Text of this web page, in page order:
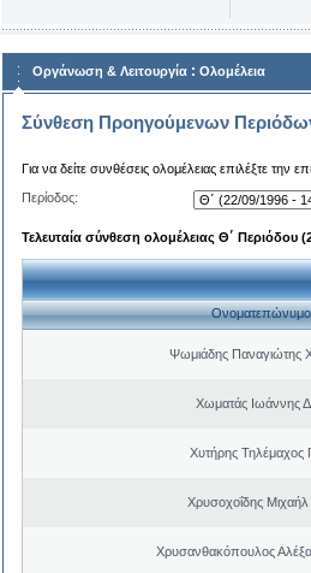
Οργάνωση & Λειτουργία : Ολομέλεια
Σύνθεση Προηγούμενων
Για να δείτε συνθέσεις ολομέλειας επιλέξτε την
Περίοδος:
Τελευταία σύνθεση ολομέλειας Θ΄ Περιόδου
Ονοματεπώνυμο
Ψωμιάδης Παναγιώτης
Χωματάς Ιωάννης
Χυτήρης Τηλέμαχος
Χρυσοχοΐδης Μιχαήλ
Χρυσανθακόπουλος